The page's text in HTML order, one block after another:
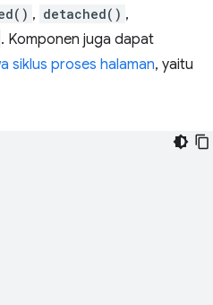
, detached() ,
. Komponen juga dapat
siklus proses halaman, yaitu